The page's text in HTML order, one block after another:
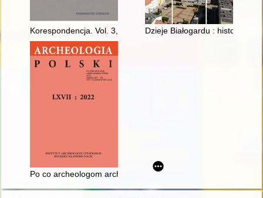
Korespondencja. Vol. 3, Dzieje Białogardu : historia
Po co archeologom archeologia? : raz jeszcze o "maskach" z